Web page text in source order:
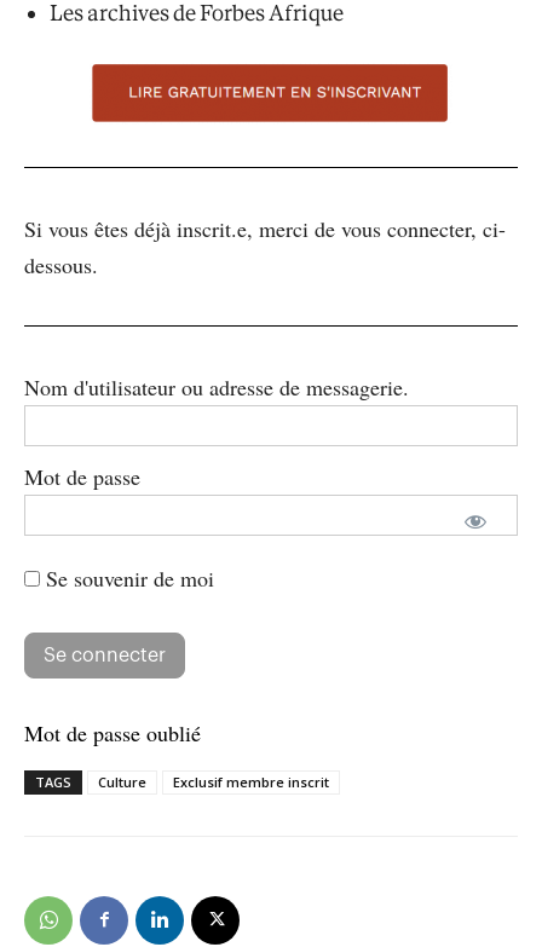
Les archives de Forbes Afrique
Si vous êtes déjà inscrit.e, merci de vous connecter, ci-
dessous.
Nom d'utilisateur ou adresse de messagerie.
Mot de passe
Se souvenir de moi
Mot de passe oublié
TAGS Culture Exclusif membre inscrit